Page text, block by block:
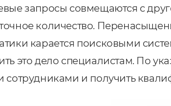
запросы совмещаются с
количество.
карается поисковыми
это дело специалистам. По
сотрудниками и получить